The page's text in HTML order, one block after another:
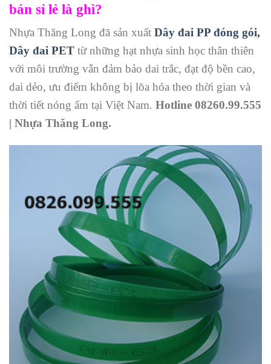
bán sỉ lẻ là ghì?
Nhựa Thăng Long đã sản xuất Dây đai PP đóng gói,
Dây đai PET từ những hạt nhựa sinh học thân thiên
với môi trường vẫn đảm bảo dai trắc, đạt độ bền cao,
dai dẻo, ưu điểm không bị lõa hóa theo thời gian và
thời tiết nóng ẩm tại Việt Nam. Hotline 08260.99.555
| Nhựa Thăng Long.